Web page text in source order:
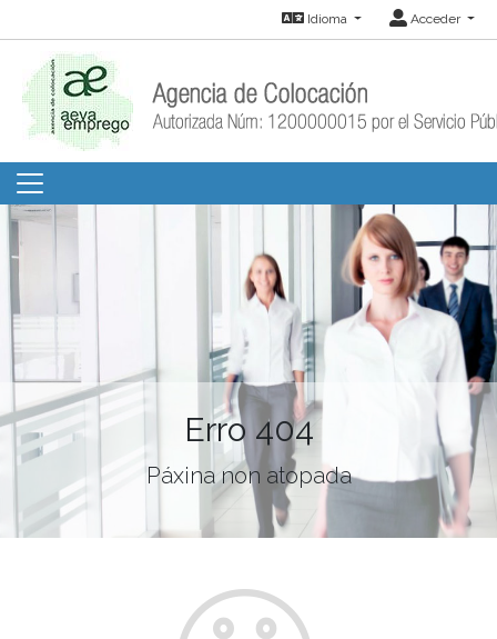
Idioma Acceder
Erro 404
Páxina non atopada